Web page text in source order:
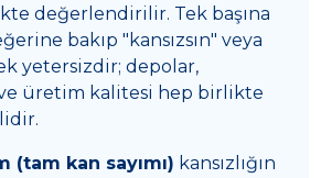
değerlendirilir. Tek başına
bakıp "kansızsın" veya
yetersizdir; depolar,
üretim kalitesi hep birlikte
(tam kan sayımı) kansızlığın